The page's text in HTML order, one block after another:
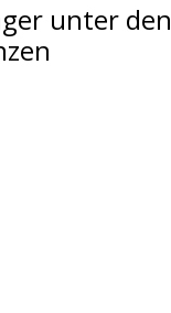
unter den